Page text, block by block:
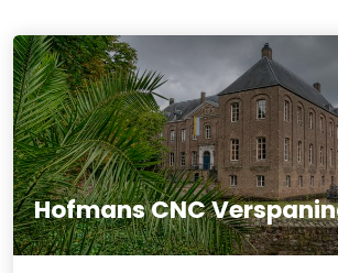
Hofmans CNC